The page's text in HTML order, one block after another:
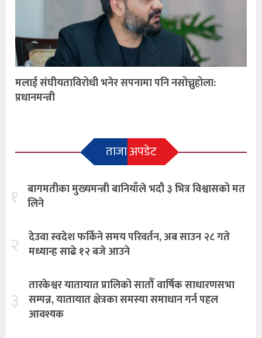
मलाई संघीयताविरोधी भनेर सपनामा पनि नसोच्नुहोला:
प्रधानमन्त्री
ताजा अपडेट
१ बागमतीका मुख्यमन्त्री बानियाँले भदौ ३ भित्र विश्वासको मत
लिने
२ देउवा स्वदेश फर्किने समय परिवर्तन, अब साउन २८ गते
मध्यान्ह साढे १२ बजे आउने
३
तारकेश्वर यातायात प्रालिको सातौँ वार्षिक साधारणसभा
सम्पन्न, यातायात क्षेत्रका समस्या समाधान गर्न पहल
आवश्यक